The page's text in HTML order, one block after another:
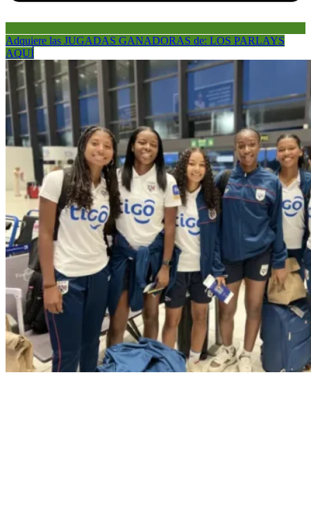
Adquiere las JUGADAS GANADORAS de: LOS PARLAYS
AQUÍ